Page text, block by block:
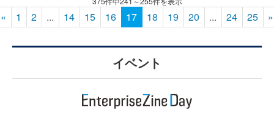
« 1 2 ... 14 15 16 17 18 19 20 ... 24 25 »
イベント